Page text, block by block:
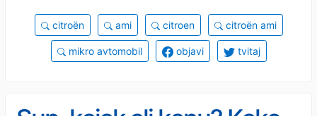
citroën ami citroen citroën ami
mikro avtomobil objavi tvitaj